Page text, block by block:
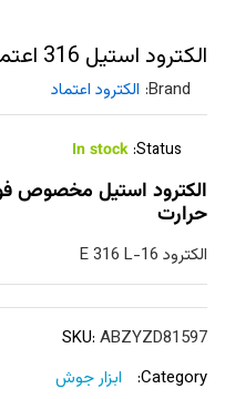
الکترود استیل 316 اعتماد یزد
Brand: الکترود اعتماد
Status:
In stock
الکترود استیل مخصوص
حرارت
الکترود E 316 L-16
SKU: ABZYZD81597
Category:
ابزار جوش